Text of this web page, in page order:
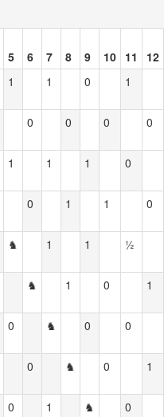
5 6 7 8 9 10 11 12
1 1 0 1
0 0 0 0
1 1 1 0
0 1 1 0
♞ 1 1 ½
♞ 1 0 1
0 ♞ 0 0
0 ♞ 0 1
0 1 ♞ 0